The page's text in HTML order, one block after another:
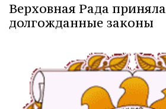
Верховная Рада приняла
долгожданные законы